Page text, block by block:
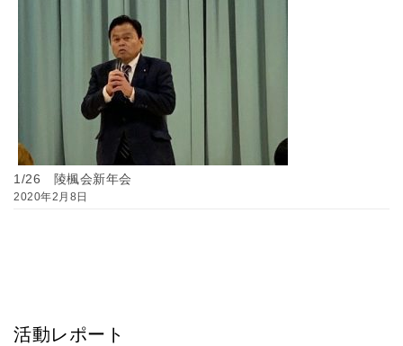
1/26 陵楓会新年会
2020年2月8日
活動レポート